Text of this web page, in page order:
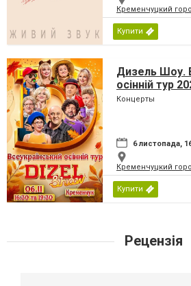
Кременчуцкий
Купити
Дизель Шоу.
осінній тур
Концерты
6 листопада,
Кременчуцкий
Купити
Рецензія